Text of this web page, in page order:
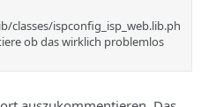
ispconfig_isp_web.lib.ph
ob das wirklich problemlos